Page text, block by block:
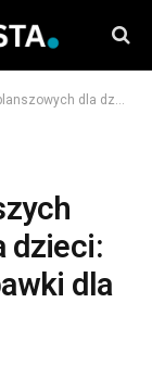
idealne zabawki dla najmłodszych
dzieci:
dla